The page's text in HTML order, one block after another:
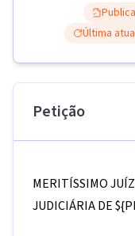
Última
Petição
MERITÍSSIMO
JUDICIÁRIA DE